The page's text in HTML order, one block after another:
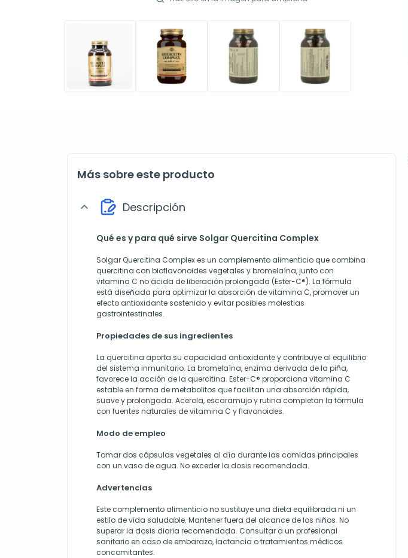
Más sobre este producto
expand_more Descripción
Qué es y para qué sirve Solgar Quercitina Complex
Solgar Quercitina Complex es un complemento alimenticio que combina
quercitina con bioflavonoides vegetales y bromelaína, junto con
vitamina C no ácida de liberación prolongada (Ester-C®). La fórmula
está diseñada para optimizar la absorción de vitamina C, promover un
efecto antioxidante sostenido y evitar posibles molestias
gastrointestinales.
Propiedades de sus ingredientes
La quercitina aporta su capacidad antioxidante y contribuye al equilibrio
del sistema inmunitario. La bromelaína, enzima derivada de la piña,
favorece la acción de la quercitina. Ester-C® proporciona vitamina C
estable en forma de metabolitos que facilitan una absorción rápida,
suave y prolongada. Acerola, escaramujo y rutina completan la fórmula
con fuentes naturales de vitamina C y flavonoides.
Modo de empleo
Tomar dos cápsulas vegetales al día durante las comidas principales
con un vaso de agua. No exceder la dosis recomendada.
Advertencias
Este complemento alimenticio no sustituye una dieta equilibrada ni un
estilo de vida saludable. Mantener fuera del alcance de los niños. No
superar la dosis diaria recomendada. Consultar a un profesional
sanitario en caso de embarazo, lactancia o tratamientos médicos
concomitantes.